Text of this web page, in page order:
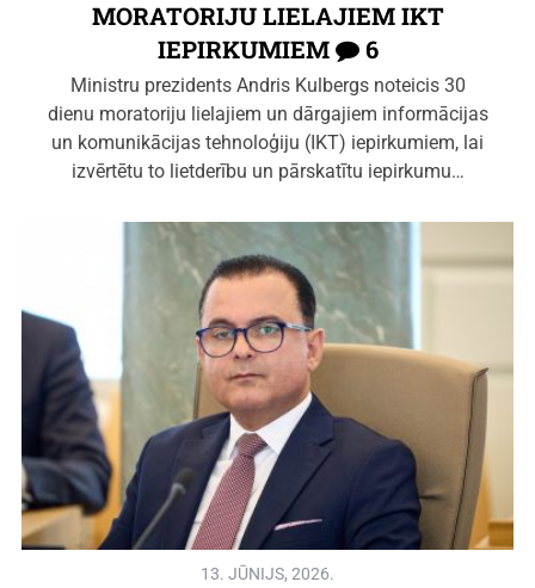
MORATORIJU LIELAJIEM IKT
IEPIRKUMIEM
6
Ministru prezidents Andris Kulbergs noteicis 30
dienu moratoriju lielajiem un dārgajiem informācijas
un komunikācijas tehnoloģiju (IKT) iepirkumiem, lai
izvērtētu to lietderību un pārskatītu iepirkumu…
13. JŪNIJS, 2026.